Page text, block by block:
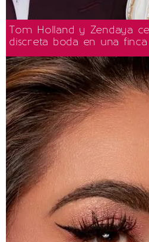
Tom Holland y Zendaya
discreta boda en una finca